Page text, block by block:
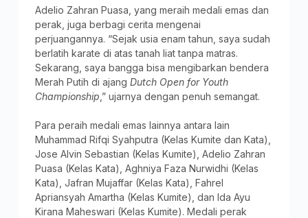
Adelio Zahran Puasa, yang meraih medali emas dan
perak, juga berbagi cerita mengenai
perjuangannya. “Sejak usia enam tahun, saya sudah
berlatih karate di atas tanah liat tanpa matras.
Sekarang, saya bangga bisa mengibarkan bendera
Merah Putih di ajang Dutch Open for Youth
Championship ,” ujarnya dengan penuh semangat.
Para peraih medali emas lainnya antara lain
Muhammad Rifqi Syahputra (Kelas Kumite dan Kata),
Jose Alvin Sebastian (Kelas Kumite), Adelio Zahran
Puasa (Kelas Kata), Aghniya Faza Nurwidhi (Kelas
Kata), Jafran Mujaffar (Kelas Kata), Fahrel
Apriansyah Amartha (Kelas Kumite), dan Ida Ayu
Kirana Maheswari (Kelas Kumite). Medali perak